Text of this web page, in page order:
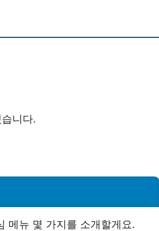
니다.
메뉴 몇 가지를 소개할게요.